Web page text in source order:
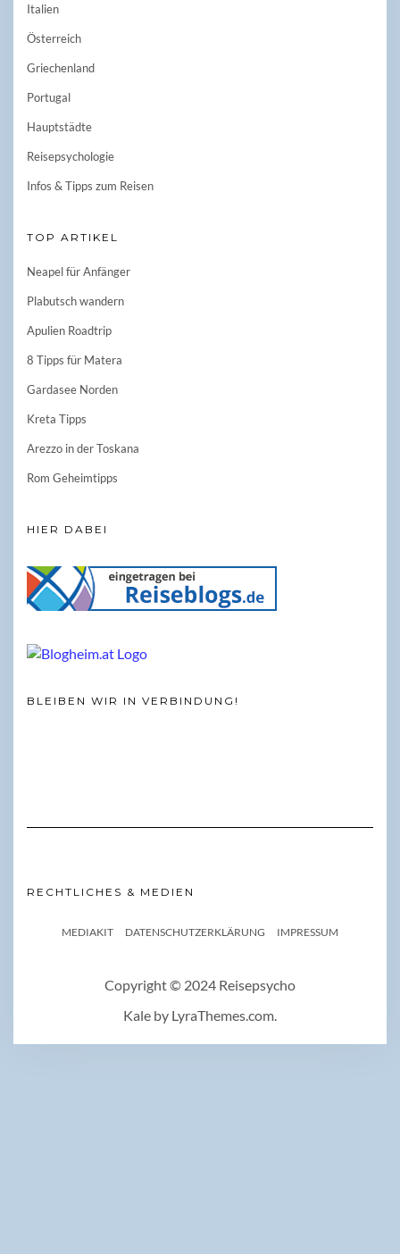
Italien
Österreich
Griechenland
Portugal
Hauptstädte
Reisepsychologie
Infos & Tipps zum Reisen
TOP ARTIKEL
Neapel für Anfänger
Plabutsch wandern
Apulien Roadtrip
8 Tipps für Matera
Gardasee Norden
Kreta Tipps
Arezzo in der Toskana
Rom Geheimtipps
HIER DABEI
BLEIBEN WIR IN VERBINDUNG!
RECHTLICHES & MEDIEN
MEDIAKIT DATENSCHUTZERKLÄRUNG IMPRESSUM
Copyright © 2024 Reisepsycho
Kale by LyraThemes.com.